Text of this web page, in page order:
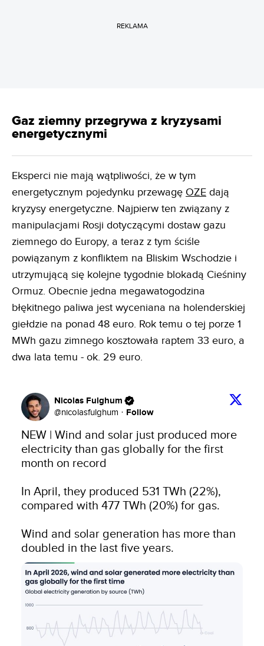
REKLAMA
Gaz ziemny przegrywa z kryzysami
energetycznymi
Eksperci nie mają wątpliwości, że w tym
energetycznym pojedynku przewagę OZE dają
kryzysy energetyczne. Najpierw ten związany z
manipulacjami Rosji dotyczącymi dostaw gazu
ziemnego do Europy, a teraz z tym ściśle
powiązanym z konfliktem na Bliskim Wschodzie i
utrzymującą się kolejne tygodnie blokadą Cieśniny
Ormuz. Obecnie jedna megawatogodzina
błękitnego paliwa jest wyceniana na holenderskiej
giełdzie na ponad 48 euro. Rok temu o tej porze 1
MWh gazu zimnego kosztowała raptem 33 euro, a
dwa lata temu - ok. 29 euro.
Nicolas Fulghum
@nicolasfulghum · Follow
NEW | Wind and solar just produced more
electricity than gas globally for the first
month on record
In April, they produced 531 TWh (22%),
compared with 477 TWh (20%) for gas.
Wind and solar generation has more than
doubled in the last five years.